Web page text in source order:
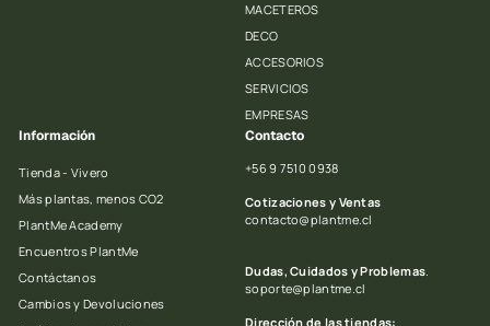
MACETEROS
DECO
ACCESORIOS
SERVICIOS
EMPRESAS
Información
Tienda - Vivero
Más plantas, menos CO2
PlantMe Academy
Encuentros PlantMe
Contáctanos
Cambios y Devoluciones
Contacto
+56 9 7510 0938
Cotizaciones y Ventas
contacto@plantme.cl
Dudas, Cuidados y Problemas.
soporte@plantme.cl
Dirección de las tiendas: